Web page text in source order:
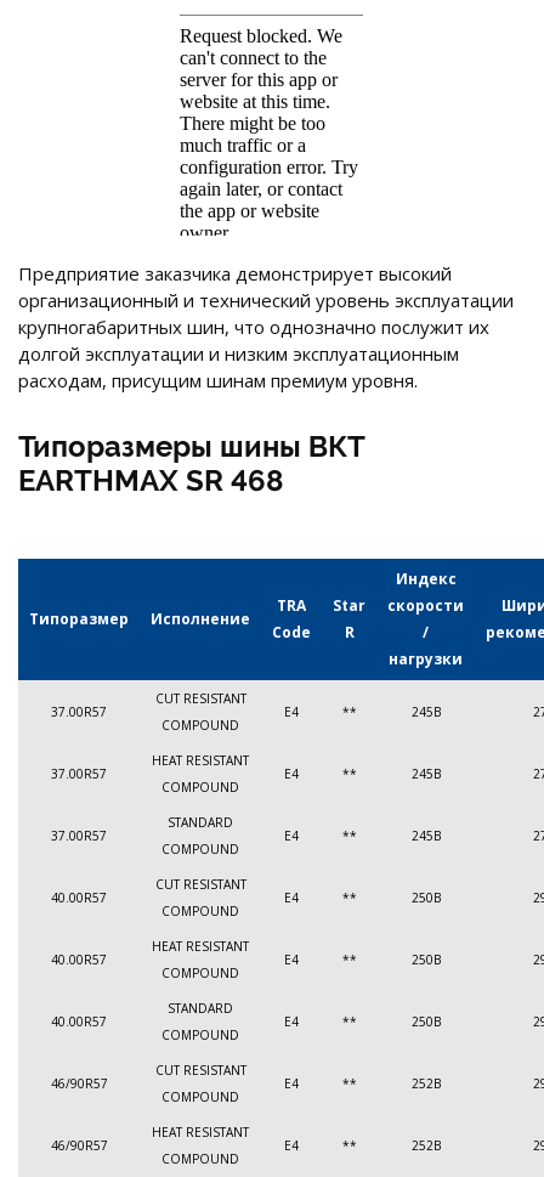
Предприятие заказчика демонстрирует высокий
организационный и технический уровень эксплуатации
крупногабаритных шин, что однозначно послужит их
долгой эксплуатации и низким эксплуатационным
расходам, присущим шинам премиум уровня.
Типоразмеры шины ВКТ
EARTHMAX SR 468
Типоразмер Исполнение
TRA
Code
Star
R
Индекс
скорости
/
нагрузки
37.00R57
CUT RESISTANT
COMPOUND
E4 ** 245B
37.00R57
HEAT RESISTANT
COMPOUND
E4 ** 245B
37.00R57
STANDARD
COMPOUND
E4 ** 245B
40.00R57
CUT RESISTANT
COMPOUND
E4 ** 250B
40.00R57
HEAT RESISTANT
COMPOUND
E4 ** 250B
40.00R57
STANDARD
COMPOUND
E4 ** 250B
46/90R57
CUT RESISTANT
COMPOUND
E4 ** 252B
46/90R57
HEAT RESISTANT
COMPOUND
E4 ** 252B